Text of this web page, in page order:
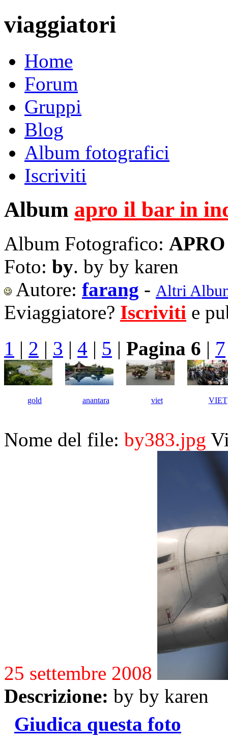
viaggiatori
Home
Forum
Gruppi
Blog
Album fotografici
Iscriviti
Album apro il bar in
Album Fotografico:
Foto: by. by by karen
Autore: farang - Altri
Eviaggiatore? Iscriviti e
1 | 2 | 3 | 4 | 5 | Pagina 6 | 7
gold anantara viet VIET
Nome del file: by383.jpg
25 settembre 2008
Descrizione: by by karen
Giudica questa foto